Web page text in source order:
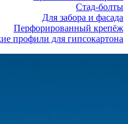
Стад-болты
Для забора и фасада
Перфорированный крепёж
профили для гипсокартона